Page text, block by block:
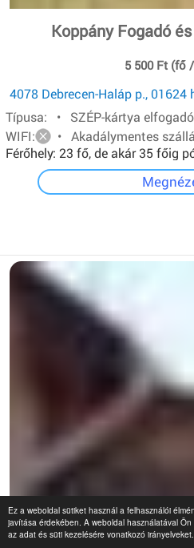
Ez a weboldal sütiket használ a felhasználói
javítása érdekében. A weboldal használatával
az adat és süti kezelésére vonatkozó irányelveket.
Koppány Fogadó
5 500 Ft (fő
4078 Debrecen-Haláp p., 01624
Típusa: • SZÉP-kártya
WIFI:
• Akadálymentes
Férőhely: 23 fő, de akár 35 főig
főt pedig sátorban tudunk